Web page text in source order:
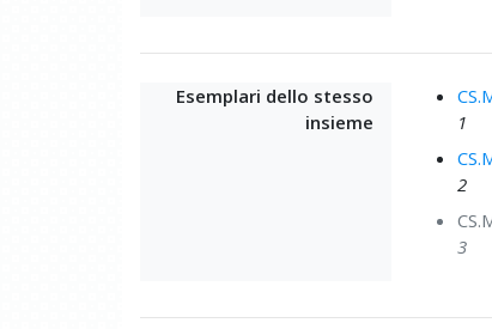
Esemplari dello stesso
insieme
1
2
3